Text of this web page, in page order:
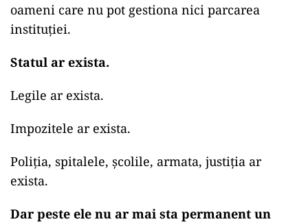
oameni care nu pot gestiona nici parcarea
instituției.
Statul ar exista.
Legile ar exista.
Impozitele ar exista.
Poliția, spitalele, școlile, armata, justiția ar
exista.
Dar peste ele nu ar mai sta permanent un